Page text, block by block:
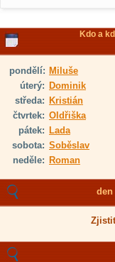
Kdo a
pondělí: Miluše
úterý: Dominik
středa: Kristián
čtvrtek: Oldřiška
pátek: Lada
sobota: Soběslav
neděle: Roman